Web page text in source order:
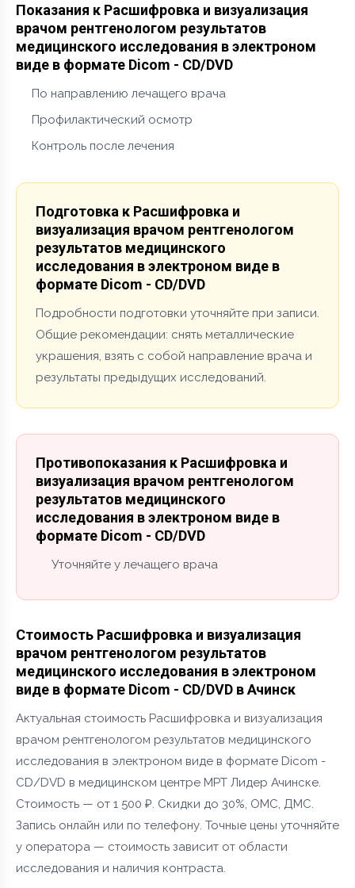
Показания к Расшифровка и визуализация
врачом рентгенологом результатов
медицинского исследования в электроном
виде в формате Dicom - CD/DVD
По направлению лечащего врача
Профилактический осмотр
Контроль после лечения
Подготовка к Расшифровка и
визуализация врачом рентгенологом
результатов медицинского
исследования в электроном виде в
формате Dicom - CD/DVD
Подробности подготовки уточняйте при записи.
Общие рекомендации: снять металлические
украшения, взять с собой направление врача и
результаты предыдущих исследований.
Противопоказания к Расшифровка и
визуализация врачом рентгенологом
результатов медицинского
исследования в электроном виде в
формате Dicom - CD/DVD
Уточняйте у лечащего врача
Стоимость Расшифровка и визуализация
врачом рентгенологом результатов
медицинского исследования в электроном
виде в формате Dicom - CD/DVD в Ачинск
Актуальная стоимость Расшифровка и визуализация
врачом рентгенологом результатов медицинского
исследования в электроном виде в формате Dicom -
CD/DVD в медицинском центре МРТ Лидер Ачинске.
Стоимость — от 1 500 ₽. Скидки до 30%, ОМС, ДМС.
Запись онлайн или по телефону. Точные цены уточняйте
у оператора — стоимость зависит от области
исследования и наличия контраста.